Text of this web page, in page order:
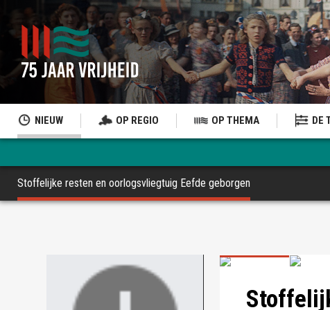
NIEUW OP REGIO OP THEMA DE
Stoffelijke resten en oorlogsvliegtuig Eefde geborgen